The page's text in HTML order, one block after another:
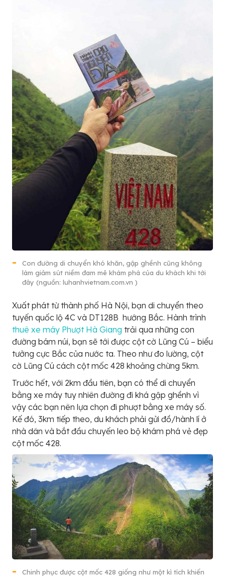
Con đường di chuyển khó khăn, gập ghềnh cũng không
làm giảm sút niềm đam mê khám phá của du khách khi tới
đây (nguồn: luhanhvietnam.com.vn )
Xuất phát từ thành phố Hà Nội, bạn di chuyển theo
tuyến quốc lộ 4C và DT128B hướng Bắc. Hành trình
thuê xe máy Phượt Hà Giang trải qua những con
đường bám núi, bạn sẽ tới được cột cờ Lũng Cú – biểu
tưởng cực Bắc của nước ta. Theo như đo lường, cột
cờ Lũng Cú cách cột mốc 428 khoảng chừng 5km.
Trước hết, với 2km đầu tiên, bạn có thể di chuyển
bằng xe máy tuy nhiên đường đi khá gập ghềnh vì
vậy các bạn nên lựa chọn đi phượt bằng xe máy số.
Kế đó, 3km tiếp theo, du khách phải gửi đồ/hành lí ở
nhà dân và bắt đầu chuyến leo bộ khám phá vẻ đẹp
cột mốc 428.
Chinh phục được cột mốc 428 giống như một kì tích khiến